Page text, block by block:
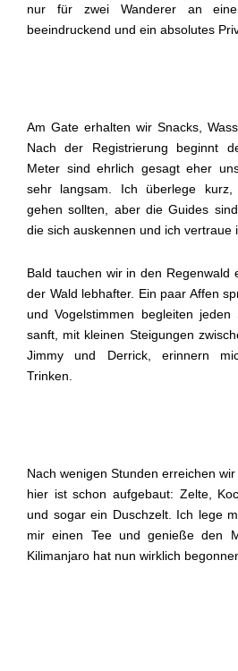
nur für zwei Wanderer an
beeindruckend und ein absolutes
Am Gate erhalten wir Snacks,
Nach der Registrierung beginnt
Meter sind ehrlich gesagt eher
sehr langsam. Ich überlege
gehen sollten, aber die Guides
die sich auskennen und ich vertraue
Bald tauchen wir in den Regenwald
der Wald lebhafter. Ein paar Affen
und Vogelstimmen begleiten
sanft, mit kleinen Steigungen
Jimmy und Derrick, erinnern
Trinken.
Nach wenigen Stunden erreichen
hier ist schon aufgebaut: Zelte,
und sogar ein Duschzelt. Ich lege
mir einen Tee und genieße den
Kilimanjaro hat nun wirklich